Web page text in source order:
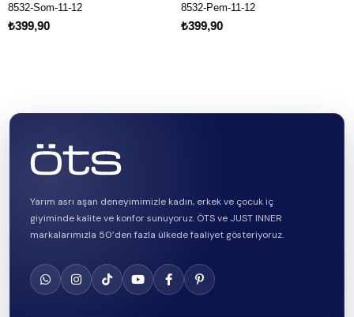
11-12
8532-Pem-11-12
Yarım asrı aşan deneyimimizle kadın, erkek ve çocuk iç
giyiminde kalite ve konfor sunuyoruz. ÖTS ve JUST INNER
markalarımızla 50’den fazla ülkede faaliyet gösteriyoruz.